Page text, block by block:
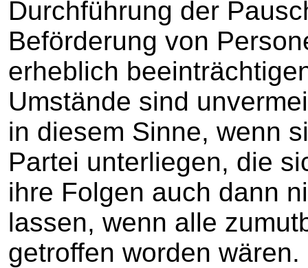
Durchführung der
Beförderung von
erheblich
Umstände sind
in diesem Sinne, wenn
Partei unterliegen, die
ihre Folgen auch dann
lassen, wenn alle
getroffen worden wären.